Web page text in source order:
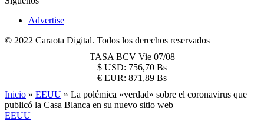
Advertise
© 2022 Caraota Digital. Todos los derechos reservados
TASA BCV Vie 07/08
$ USD: 756,70 Bs
€ EUR: 871,89 Bs
Inicio » EEUU » La polémica «verdad» sobre el coronavirus que
publicó la Casa Blanca en su nuevo sitio web
EEUU